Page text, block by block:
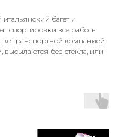
багет и
все работы
транспортной компанией
высылаются без стекла, или